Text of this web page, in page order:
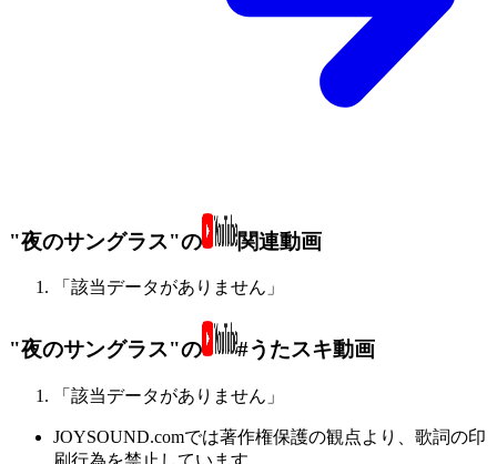
"夜のサングラス"の 関連動画
「該当データがありません」
"夜のサングラス"の #うたスキ動画
「該当データがありません」
JOYSOUND.comでは著作権保護の観点より、歌詞の印
刷行為を禁止しています。